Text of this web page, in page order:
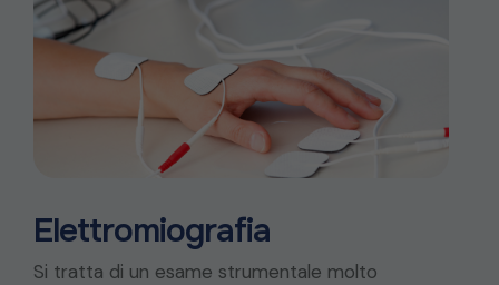
Elettromiografia
Si tratta di un esame strumentale molto